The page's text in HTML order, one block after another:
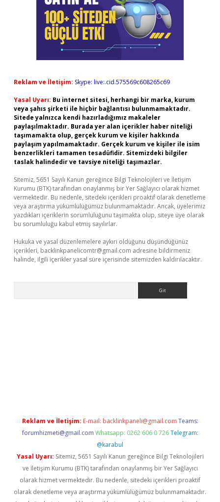
Reklam ve İletişim: Skype: live:.cid.575569c608265c69
Yasal Uyarı: Bu internet sitesi, herhangi bir marka, kurum
veya şahıs şirketi ile hiçbir bağlantısı bulunmamaktadır.
Sitede yalnızca kendi hazırladığımız makaleler
paylaşılmaktadır. Burada yer alan içerikler haber niteliği
taşımamakta olup, gerçek kurum ve kişiler hakkında
paylaşım yapılmamaktadır. Gerçek kurum ve kişiler ile isim
benzerlikleri tamamen tesadüfidir. Sitemizdeki bilgiler
taslak halindedir ve tavsiye niteliği taşımazlar.
Sitemiz, 5651 Sayılı Kanun gereğince Bilgi Teknolojileri ve İletişim
Kurumu (BTK) tarafından onaylanmış bir Yer Sağlayıcı olarak hizmet
vermektedir. Bu nedenle, sitedeki içerikleri proaktif olarak denetleme
veya araştırma yükümlülüğümüz bulunmamaktadır. Ancak, üyelerimiz
yazdıkları içeriklerin sorumluluğunu taşımakta olup, siteye üye olarak
bu sorumluluğu kabul etmiş sayılırlar.
Hukuka ve yasal düzenlemelere aykırı olduğunu düşündüğünüz
içerikleri, backlinkpanelicomtr@gmail.com adresine bildirmeniz
halinde, ilgili içerikler yasal süre içerisinde sitemizden kaldırılacaktır.
Reklam ve İletişim: E-mail: backlinkpaneli@gmail.com Teams:
forumhizmeti@gmail.com Whatsapp: 0262 606 0 726 Telegram:
@karabul
Yasal Uyarı: Sitemiz, 5651 Sayılı Kanun gereğince Bilgi Teknolojileri
ve İletişim Kurumu (BTK) tarafından onaylanmış bir Yer Sağlayıcı
olarak hizmet vermektedir. Bu nedenle, sitedeki içerikleri proaktif
olarak denetleme veya araştırma yükümlülüğümüz bulunmamaktadır.